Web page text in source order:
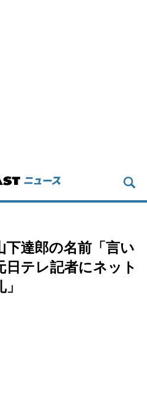
下達郎の名前「言い
テレ記者にネット